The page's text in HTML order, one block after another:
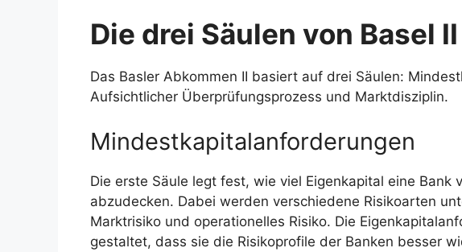
Die drei Säulen von Basel II
Das Basler Abkommen II basiert auf drei Säulen:
Aufsichtlicher Überprüfungsprozess und Marktdisziplin.
Mindestkapitalanforderungen
Die erste Säule legt fest, wie viel Eigenkapital eine Bank
abzudecken. Dabei werden verschiedene Risikoarten
Marktrisiko und operationelles Risiko. Die
gestaltet, dass sie die Risikoprofile der Banken besser